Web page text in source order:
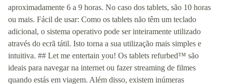
aproximadamente 6 a 9 horas. No caso dos tablets, são 10 horas
ou mais. Fácil de usar: Como os tablets não têm um teclado
adicional, o sistema operativo pode ser inteiramente utilizado
através do ecrã tátil. Isto torna a sua utilização mais simples e
intuitiva. ## Let me entertain you! Os tablets refurbed™ são
ideais para navegar na internet ou fazer streaming de filmes
quando estás em viagem. Além disso, existem inúmeras